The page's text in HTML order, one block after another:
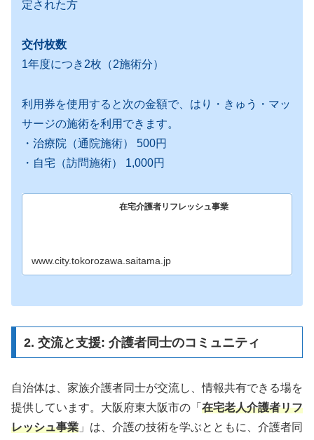
定された方
交付枚数
1年度につき2枚（2施術分）
利用券を使用すると次の金額で、はり・きゅう・マッ
サージの施術を利用できます。
・治療院（通院施術） 500円
・自宅（訪問施術） 1,000円
在宅介護者リフレッシュ事業
www.city.tokorozawa.saitama.jp
2. 交流と支援: 介護者同士のコミュニティ
自治体は、家族介護者同士が交流し、情報共有できる場を
提供しています。大阪府東大阪市の「 在宅老人介護者リフ
レッシュ事業 」は、介護の技術を学ぶとともに、介護者同